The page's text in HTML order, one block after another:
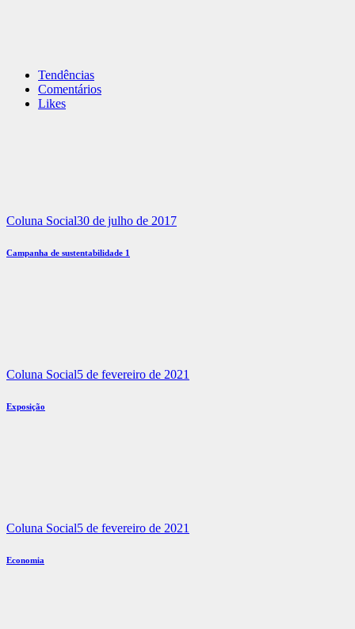
Tendências
Comentários
Likes
Coluna Social30 de julho de 2017
Campanha de sustentabilidade 1
Coluna Social5 de fevereiro de 2021
Exposição
Coluna Social5 de fevereiro de 2021
Economia